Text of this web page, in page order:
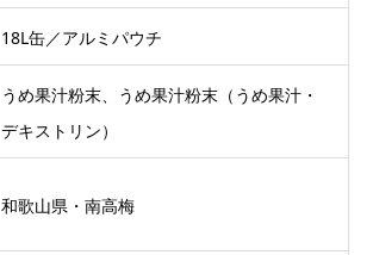
18L缶／アルミパウチ
うめ果汁粉末、うめ果汁粉末（うめ果汁・
デキストリン）
和歌山県・南高梅